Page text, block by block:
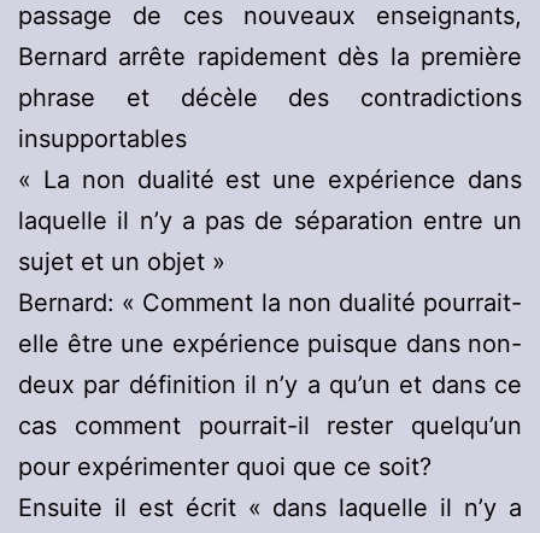
passage de ces nouveaux enseignants,
Bernard arrête rapidement dès la première
phrase et décèle des contradictions
insupportables
« La non dualité est une expérience dans
laquelle il n’y a pas de séparation entre un
sujet et un objet »
Bernard: « Comment la non dualité pourrait-
elle être une expérience puisque dans non-
deux par définition il n’y a qu’un et dans ce
cas comment pourrait-il rester quelqu’un
pour expérimenter quoi que ce soit?
Ensuite il est écrit « dans laquelle il n’y a